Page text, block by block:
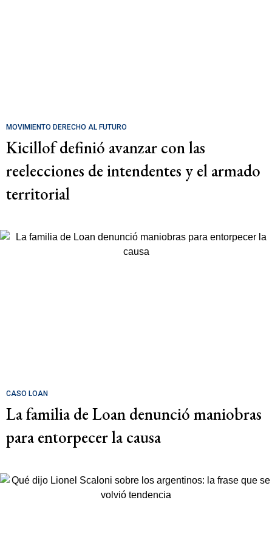
MOVIMIENTO DERECHO AL FUTURO
Kicillof definió avanzar con las
reelecciones de intendentes y el armado
territorial
CASO LOAN
La familia de Loan denunció maniobras
para entorpecer la causa